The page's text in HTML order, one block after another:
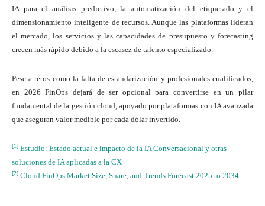
IA para el análisis predictivo, la automatización del etiquetado y el
dimensionamiento inteligente de recursos. Aunque las plataformas lideran
el mercado, los servicios y las capacidades de presupuesto y forecasting
crecen más rápido debido a la escasez de talento especializado.
Pese a retos como la falta de estandarización y profesionales cualificados,
en 2026 FinOps dejará de ser opcional para convertirse en un pilar
fundamental de la gestión cloud, apoyado por plataformas con IA avanzada
que aseguran valor medible por cada dólar invertido.
[1] Estudio: Estado actual e impacto de la IA Conversacional y otras
soluciones de IA aplicadas a la CX
[2] Cloud FinOps Market Size, Share, and Trends Forecast 2025 to 2034.